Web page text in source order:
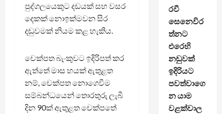
පුද්ගලයෙකුට දඩයක් සහ වසර
දෙකක් නොඉක්මවන සිර
දඬුවමක් නියම කළ හැකිය.
චෙක්පත බැංකුවට ඉදිරිපත් කර
ඇත්තේ මාස හයක් ඇතුළත
නම්, චෙක්පත නොගෙවීම
සම්බන්ධයෙන් තොරතුරු ලැබී
දින 90ක් ඇතුළත චෙක්පතේ
රවී
සෙනෙවිර
ත්නට
එරෙහි
නඩුවක්
ඉදිරියට
පවත්වාගෙ
න යාම
වළක්වාල